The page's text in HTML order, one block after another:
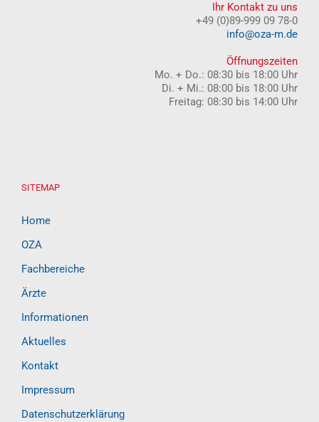
Ihr Kontakt zu uns
+49 (0)89-999 09 78-0
info@oza-m.de
Öffnungszeiten
Mo. + Do.: 08:30 bis 18:00 Uhr
Di. + Mi.: 08:00 bis 18:00 Uhr
Freitag: 08:30 bis 14:00 Uhr
SITEMAP
Home
OZA
Fachbereiche
Ärzte
Informationen
Aktuelles
Kontakt
Impressum
Datenschutzerklärung